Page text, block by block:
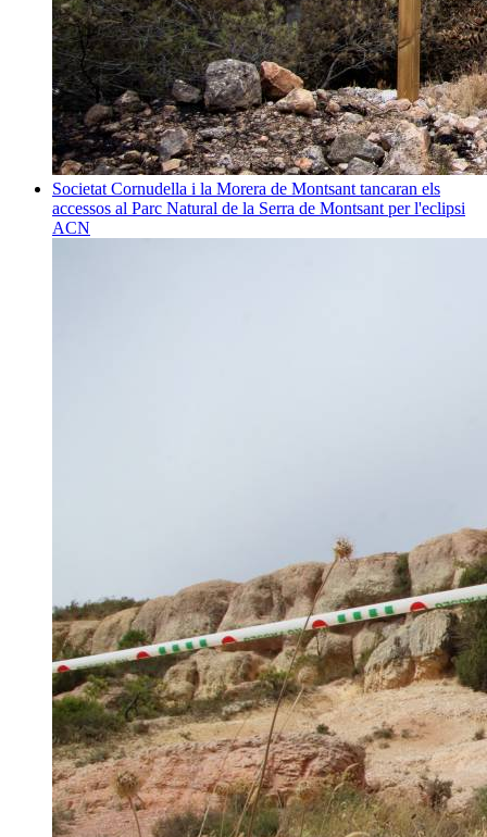
Societat Cornudella i la Morera de Montsant tancaran els
accessos al Parc Natural de la Serra de Montsant per l'eclipsi
ACN